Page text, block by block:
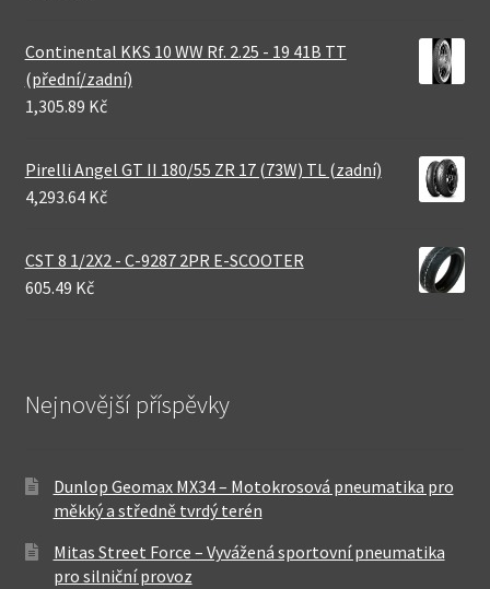
Continental KKS 10 WW Rf. 2.25 - 19 41B TT
(přední/zadní)
1,305.89 Kč
Pirelli Angel GT II 180/55 ZR 17 (73W) TL (zadní)
4,293.64 Kč
CST 8 1/2X2 - C-9287 2PR E-SCOOTER
605.49 Kč
Nejnovější příspěvky
Dunlop Geomax MX34 – Motokrosová pneumatika pro
měkký a středně tvrdý terén
Mitas Street Force – Vyvážená sportovní pneumatika
pro silniční provoz